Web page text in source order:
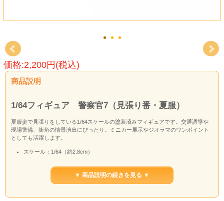
価格:2,200円(税込)
商品説明
1/64フィギュア 警察官7（見張り番・夏服）
夏服姿で見張りをしている1/64スケールの塗装済みフィギュアです。交通誘導や
現場警備、街角の情景演出にぴったり。ミニカー展示やジオラマのワンポイント
としても活躍します。
スケール：1/64（約2.8cm）
用途：ジオラマ、ミニカーディスプレイ、情景模型
※ハンドメイド塗装のため個体差があります。
▼ 商品説明の続きを見る ▼